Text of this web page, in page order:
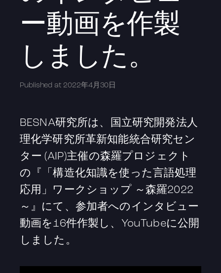
ー動画を作製
しました。
Published at 2022年4月30日
BESNA研究所は、国立研究開発法人
理化学研究所革新知能統合研究セン
ター (AIP)主催の森羅プロジェクト
の『「構造化知識を使った言語処理
応用」ワークショップ ～森羅2022
～』にて、参加者へのインタビュー
動画を16件作製し、YouTubeに公開
しました。